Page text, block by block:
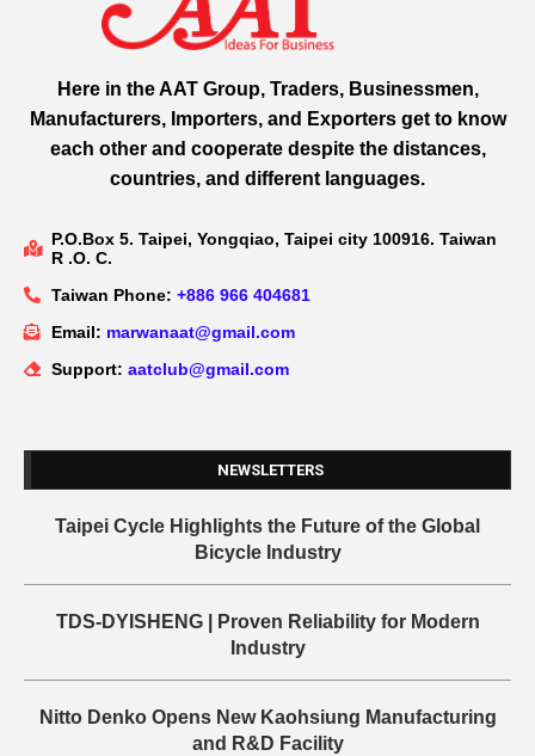
Here in the AAT Group, Traders, Businessmen,
Manufacturers, Importers, and Exporters get to know
each other and cooperate despite the distances,
countries, and different languages.
P.O.Box 5. Taipei, Yongqiao, Taipei city 100916. Taiwan
R .O. C.
Taiwan Phone: +886 966 404681
Email: marwanaat@gmail.com
Support: aatclub@gmail.com
NEWSLETTERS
Taipei Cycle Highlights the Future of the Global
Bicycle Industry
TDS-DYISHENG | Proven Reliability for Modern
Industry
Nitto Denko Opens New Kaohsiung Manufacturing
and R&D Facility